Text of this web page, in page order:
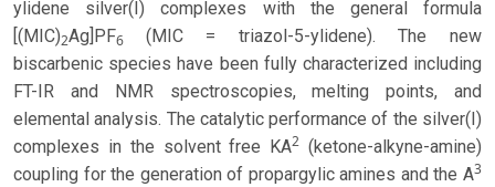
ylidene silver(I) complexes with the general formula
[(MIC)2Ag]PF6 (MIC = triazol-5-ylidene). The new
biscarbenic species have been fully characterized including
FT-IR and NMR spectroscopies, melting points, and
elemental analysis. The catalytic performance of the silver(I)
complexes in the solvent free KA2 (ketone-alkyne-amine)
coupling for the generation of propargylic amines and the A3